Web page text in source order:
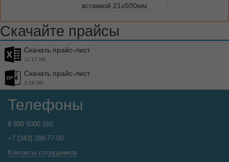
вставкой 21x500мм
Скачайте прайсы
Скачать прайс-лист
11.17 Мб
Скачать прайс-лист
2.18 Мб
Телефоны
8 800 5000 260
+7 (343) 289-77-00
Контакты сотрудников